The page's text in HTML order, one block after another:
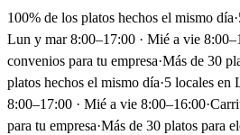
100% de los platos hechos el mismo día·
Lun y mar 8:00–17:00 · Mié a vie
convenios para tu empresa·Más de 30
platos hechos el mismo día·5 locales en
8:00–17:00 · Mié a vie 8:00–16:00·
para tu empresa·Más de 30 platos para